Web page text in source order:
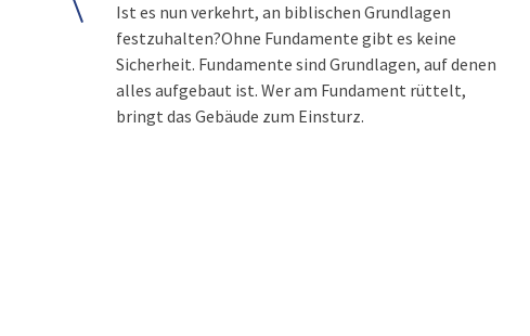
Ist es nun verkehrt, an biblischen Grundlagen
festzuhalten?Ohne Fundamente gibt es keine
Sicherheit. Fundamente sind Grundlagen, auf denen
alles aufgebaut ist. Wer am Fundament rüttelt,
bringt das Gebäude zum Einsturz.